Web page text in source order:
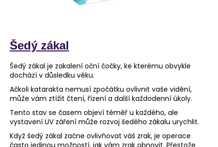
Šedý zákal
Šedý zákal je zakalení oční čočky, ke kterému obvykle
dochází v důsledku věku.
Ačkoli katarakta nemusí zpočátku ovlivnit vaše vidění,
může vám ztížit čtení, řízení a další každodenní úkoly.
Tento stav se časem objeví téměř u každého, ale
vystavení UV záření může rozvoj šedého zákalu urychlit.
Když šedý zákal začne ovlivňovat váš zrak, je operace